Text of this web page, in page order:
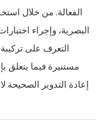
الفعالة. من خلال
البصرية، وإجراء
التعرف على
مستنيرة فيما يتعلق
إعادة التدوير